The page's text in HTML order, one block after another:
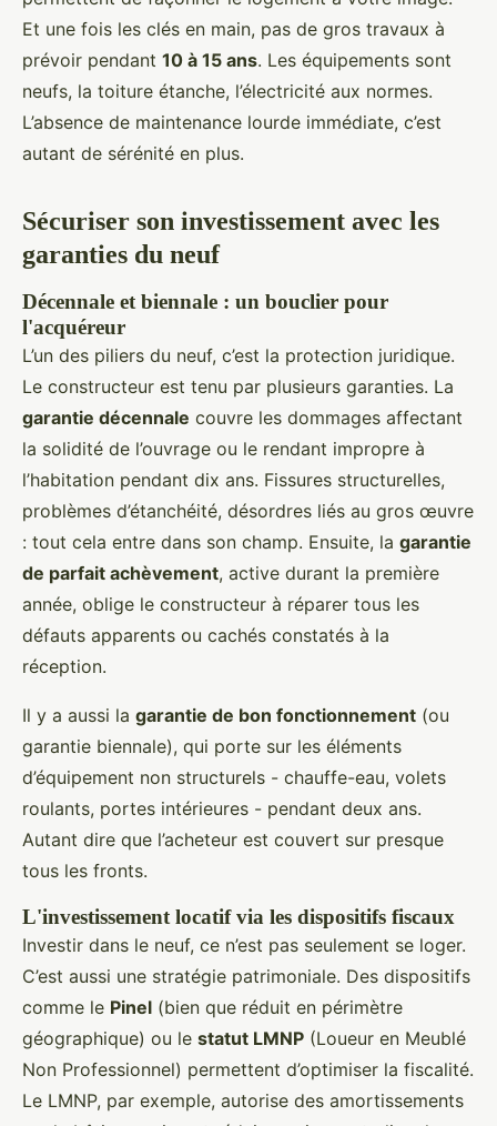
Et une fois les clés en main, pas de gros travaux à
prévoir pendant 10 à 15 ans. Les équipements sont
neufs, la toiture étanche, l’électricité aux normes.
L’absence de maintenance lourde immédiate, c’est
autant de sérénité en plus.
Sécuriser son investissement avec les
garanties du neuf
Décennale et biennale : un bouclier pour
l'acquéreur
L’un des piliers du neuf, c’est la protection juridique.
Le constructeur est tenu par plusieurs garanties. La
garantie décennale couvre les dommages affectant
la solidité de l’ouvrage ou le rendant impropre à
l’habitation pendant dix ans. Fissures structurelles,
problèmes d’étanchéité, désordres liés au gros œuvre
: tout cela entre dans son champ. Ensuite, la garantie
de parfait achèvement, active durant la première
année, oblige le constructeur à réparer tous les
défauts apparents ou cachés constatés à la
réception.
Il y a aussi la garantie de bon fonctionnement (ou
garantie biennale), qui porte sur les éléments
d’équipement non structurels - chauffe-eau, volets
roulants, portes intérieures - pendant deux ans.
Autant dire que l’acheteur est couvert sur presque
tous les fronts.
L'investissement locatif via les dispositifs fiscaux
Investir dans le neuf, ce n’est pas seulement se loger.
C’est aussi une stratégie patrimoniale. Des dispositifs
comme le Pinel (bien que réduit en périmètre
géographique) ou le statut LMNP (Loueur en Meublé
Non Professionnel) permettent d’optimiser la fiscalité.
Le LMNP, par exemple, autorise des amortissements